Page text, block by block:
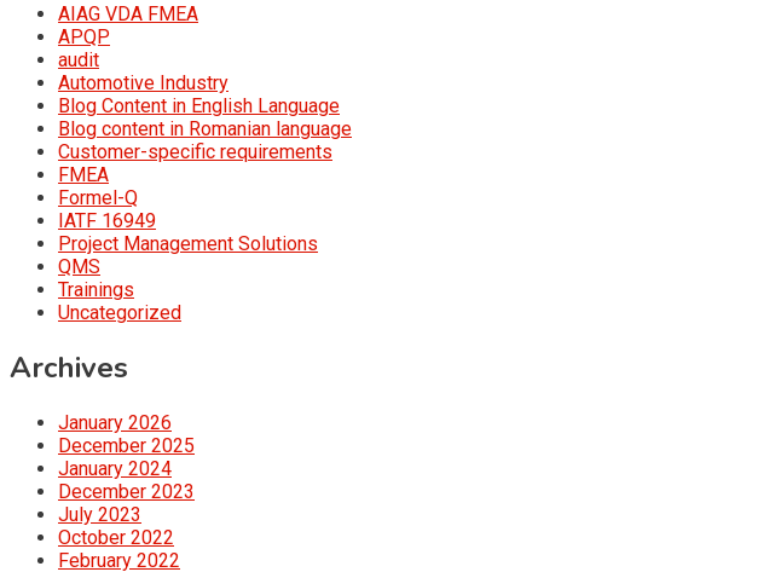
AIAG VDA FMEA
APQP
audit
Automotive Industry
Blog Content in English Language
Blog content in Romanian language
Customer-specific requirements
FMEA
Formel-Q
IATF 16949
Project Management Solutions
QMS
Trainings
Uncategorized
Archives
January 2026
December 2025
January 2024
December 2023
July 2023
October 2022
February 2022